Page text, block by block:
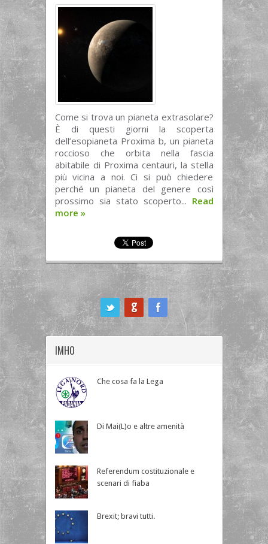
Come si trova un pianeta extrasolare?
È di questi giorni la scoperta
dell’esopianeta Proxima b, un pianeta
roccioso che orbita nella fascia
abitabile di Proxima centauri, la stella
più vicina a noi. Ci si può chiedere
perché un pianeta del genere così
prossimo sia stato scoperto... Read
more »
IMHO
Che cosa fa la Lega
Di Mai(L)o e altre amenità
Referendum costituzionale e
scenari di fiaba
Brexit; bravi tutti.